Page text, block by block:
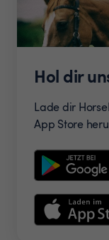
Hol dir
Lade dir
App Store